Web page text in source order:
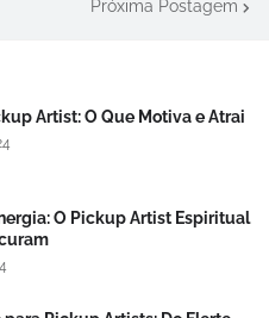
Próxima Postagem
Artist: O Que Motiva e Atrai
O Pickup Artist Espiritual